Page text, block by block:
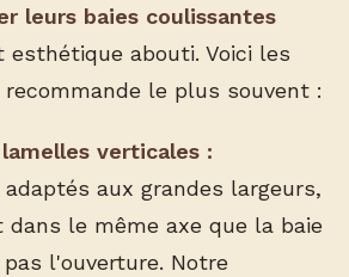
leurs baies coulissantes
abouti. Voici les
le plus souvent :
verticales :
aux grandes largeurs,
le même axe que la baie
l'ouverture. Notre